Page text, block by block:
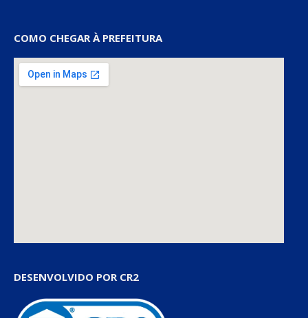
COMO CHEGAR À PREFEITURA
DESENVOLVIDO POR CR2